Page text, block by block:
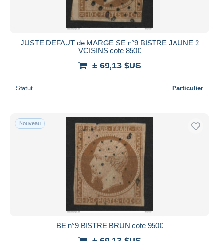
JUSTE DEFAUT de MARGE SE n°9 BISTRE JAUNE 2
VOISINS cote 850€
± 69,13 $US
Statut Particulier
Nouveau
BE n°9 BISTRE BRUN cote 950€